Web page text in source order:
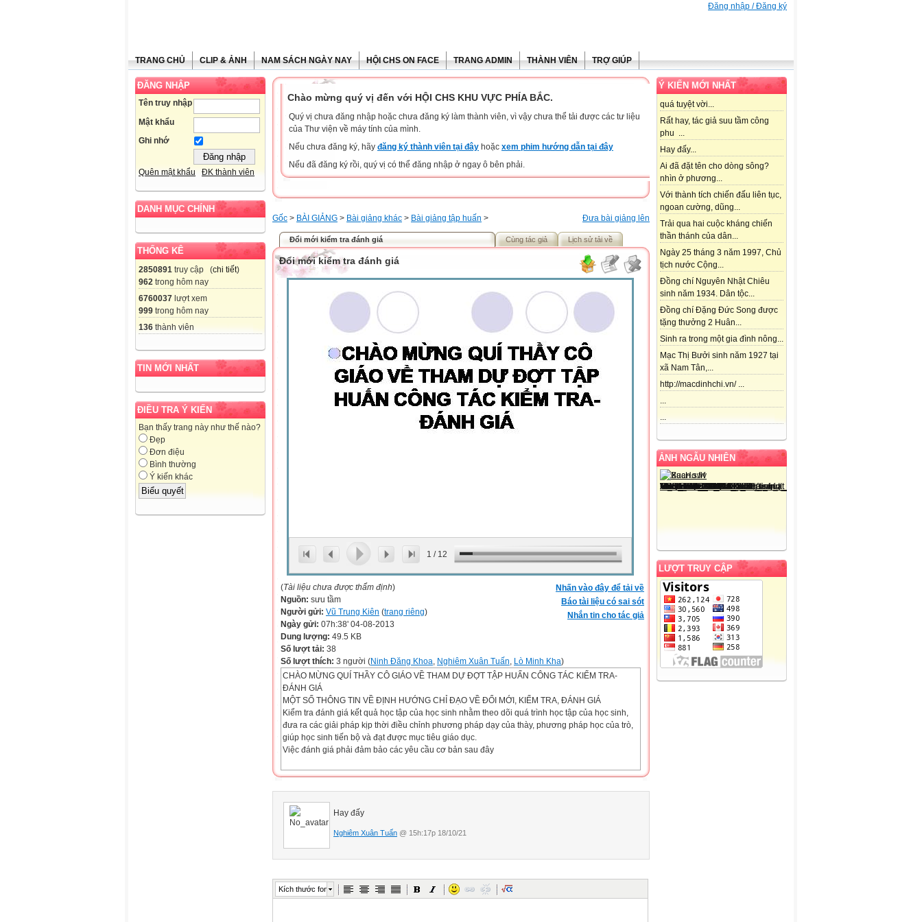
Đăng nhập / Đăng ký
TRANG CHỦ CLIP & ẢNH NAM SÁCH NGÀY NAY HỘI CHS ON FACE TRANG ADMIN THÀNH VIÊN TRỢ GIÚP
ĐĂNG NHẬP
Tên truy nhập
Mật khẩu
Ghi nhớ
Quên mật khẩu ĐK thành viên
DANH MỤC CHÍNH
THỐNG KÊ
2850891 truy cập (chi tiết)
962 trong hôm nay
6760037 lượt xem
999 trong hôm nay
136 thành viên
TIN MỚI NHẤT
ĐIỀU TRA Ý KIẾN
Bạn thấy trang này như thế nào?
Đẹp
Đơn điệu
Bình thường
Ý kiến khác
Ý KIẾN MỚI NHẤT
quá tuyệt vời...
Rất hay, tác giả suu tầm công
phu ...
Hay đấy...
Ai đã đặt tên cho dòng sông?
nhìn ở phương...
Với thành tích chiến đấu liên tục,
ngoan cường, dũng...
Trải qua hai cuộc kháng chiến
thần thánh của dân...
Ngày 25 tháng 3 năm 1997, Chủ
tịch nước Cộng...
Đồng chí Nguyên Nhật Chiêu
sinh năm 1934. Dân tộc...
Đồng chí Đặng Đức Song được
tặng thưởng 2 Huân...
Sinh ra trong một gia đình nông...
Mạc Thị Bưởi sinh năm 1927 tại
xã Nam Tân,...
http://macdinhchi.vn/ ...
...
...
ẢNH NGẪU NHIÊN
LƯỢT TRUY CẬP
Chào mừng quý vị đến với HỘI CHS KHU VỰC PHÍA BẮC.
Quý vị chưa đăng nhập hoặc chưa đăng ký làm thành viên, vì vậy chưa thể tải được các tư liệu
của Thư viện về máy tính của mình.
Nếu chưa đăng ký, hãy đăng ký thành viên tại đây hoặc xem phim hướng dẫn tại đây
Nếu đã đăng ký rồi, quý vị có thể đăng nhập ở ngay ô bên phải.
Đưa bài giảng lên
Gốc > BÀI GIẢNG > Bài giảng khác > Bài giảng tập huấn >
Đổi mới kiểm tra đánh giá Cùng tác giả Lịch sử tải về
Đổi mới kiểm tra đánh giá
1 / 12
Nhấn vào đây để tải về
Báo tài liệu có sai sót
Nhắn tin cho tác giả
(Tài liệu chưa được thẩm định)
Nguồn: sưu tầm
Người gửi: Vũ Trung Kiên (trang riêng)
Ngày gửi: 07h:38' 04-08-2013
Dung lượng: 49.5 KB
Số lượt tải: 38
Số lượt thích: 3 người (Ninh Đăng Khoa, Nghiêm Xuân Tuấn, Lò Minh Kha)
CHÀO MỪNG QUÍ THẦY CÔ GIÁO VỀ THAM DỰ ĐỢT TẬP HUẤN CÔNG TÁC KIỂM TRA-
ĐÁNH GIÁ
MỘT SỐ THÔNG TIN VỀ ĐỊNH HƯỚNG CHỈ ĐẠO VỀ ĐỔI MỚI, KIỂM TRA, ĐÁNH GIÁ
Kiểm tra đánh giá kết quả học tập của học sinh nhằm theo dõi quá trình học tập của học sinh,
đưa ra các giải pháp kịp thời điều chỉnh phương pháp dạy của thày, phương pháp học của trò,
giúp học sinh tiến bộ và đạt được mục tiêu giáo dục.
Việc đánh giá phải đảm bảo các yêu cầu cơ bản sau đây
1. Đảm bảo tính khách quan, chính xác
2. Đảm bảo tính toàn diện
Đầy đủ các khía cạnh, các mặt cần đánh giá theo yêu cầu và mục đích.
3. Đảm bảo tính hệ thống
Tiến hành liên tục và đều đặn theo kế hoạch nhất định, đánh giá thường
xuyên, có hệ thống sẽ thu được những thông tin đầy đủ, rõ ràng và tạo cơ sở để đánh giá một
4. Đảm bảo tính công khai và tính phát triển
Đánh giá được tiến hành công khai, kết quả được công bố kịp thời, tạo ra
Hay đấy
Nghiêm Xuân Tuấn @ 15h:17p 18/10/21
Kích thước font